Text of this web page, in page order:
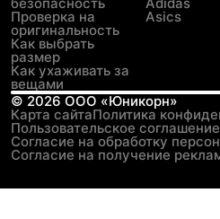
безопасность
Проверка на
оригинальность
Как выбрать
размер
Как ухаживать за
вещами
Adidas
Asics
© 2026 ООО «Юникорн»
Карта сайтаПолитика
Пользовательское соглашение
Согласие на обработку
Согласие на получение